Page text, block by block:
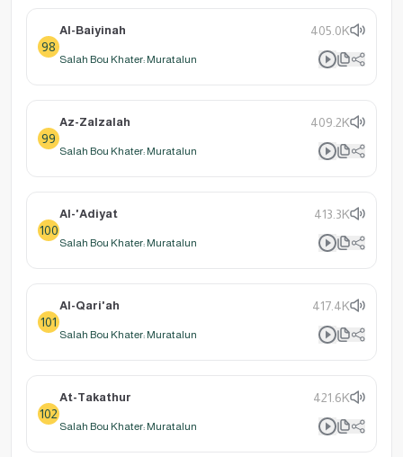
98
Al-Baiyinah 405.0K
Salah Bou Khater: Muratalun
99
Az-Zalzalah 409.2K
Salah Bou Khater: Muratalun
100
Al-'Adiyat 413.3K
Salah Bou Khater: Muratalun
101
Al-Qari'ah 417.4K
Salah Bou Khater: Muratalun
102
At-Takathur 421.6K
Salah Bou Khater: Muratalun